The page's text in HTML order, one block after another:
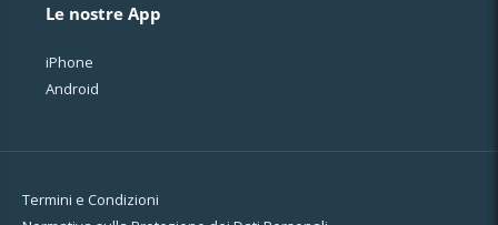
Le nostre App
iPhone
Android
Termini e Condizioni